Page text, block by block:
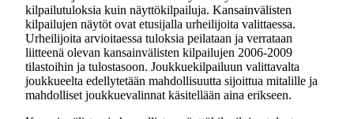
kilpailutuloksia kuin näyttökilpailuja. Kansainvälisten
kilpailujen näytöt ovat etusijalla urheilijoita valittaessa.
Urheilijoita arvioitaessa tuloksia peilataan ja verrataan
liitteenä olevan kansainvälisten kilpailujen 2006-2009
tilastoihin ja tulostasoon. Joukkuekilpailuun valittavalta
joukkueelta edellytetään mahdollisuutta sijoittua mitalille ja
mahdolliset joukkuevalinnat käsitellään aina erikseen.